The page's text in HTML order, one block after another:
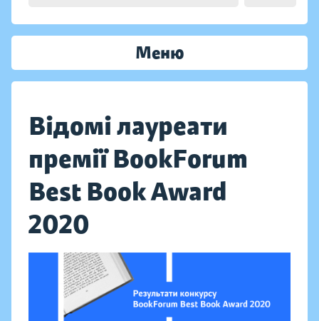
Меню
Відомі лауреати
премії BookForum
Best Book Award
2020